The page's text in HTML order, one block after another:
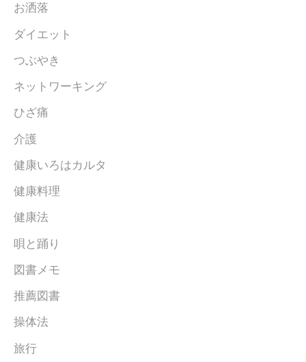
お洒落
ダイエット
つぶやき
ネットワーキング
ひざ痛
介護
健康いろはカルタ
健康料理
健康法
唄と踊り
図書メモ
推薦図書
操体法
旅行